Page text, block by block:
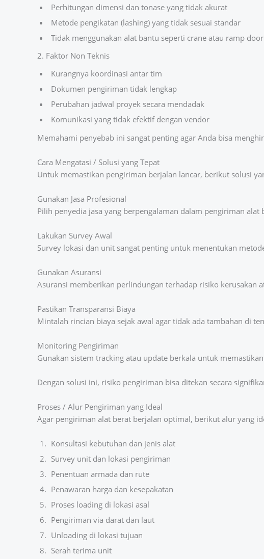
Perhitungan dimensi dan tonase yang tidak akurat
Metode pengikatan (lashing) yang tidak sesuai standar
Tidak menggunakan alat bantu seperti crane atau ramp door
2. Faktor Non Teknis
Kurangnya koordinasi antar tim
Dokumen pengiriman tidak lengkap
Perubahan jadwal proyek secara mendadak
Komunikasi yang tidak efektif dengan vendor
Memahami penyebab ini sangat penting agar Anda bisa
Cara Mengatasi / Solusi yang Tepat
Untuk memastikan pengiriman berjalan lancar, berikut solusi
Gunakan Jasa Profesional
Pilih penyedia jasa yang berpengalaman dalam pengiriman alat
Lakukan Survey Awal
Survey lokasi dan unit sangat penting untuk menentukan
Gunakan Asuransi
Asuransi memberikan perlindungan terhadap risiko kerusakan
Pastikan Transparansi Biaya
Mintalah rincian biaya sejak awal agar tidak ada tambahan di
Monitoring Pengiriman
Gunakan sistem tracking atau update berkala untuk
Dengan solusi ini, risiko pengiriman bisa ditekan secara
Proses / Alur Pengiriman yang Ideal
Agar pengiriman alat berat berjalan optimal, berikut alur yang
Konsultasi kebutuhan dan jenis alat
Survey unit dan lokasi pengiriman
Penentuan armada dan rute
Penawaran harga dan kesepakatan
Proses loading di lokasi asal
Pengiriman via darat dan laut
Unloading di lokasi tujuan
Serah terima unit